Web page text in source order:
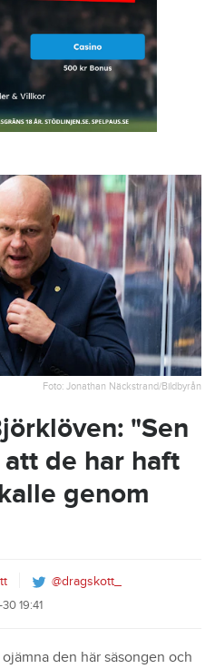
Foto: Jonathan Näckstrand/Bildbyrån
"Sen
de har haft
genom
@dragskott_
19:41
den här säsongen och